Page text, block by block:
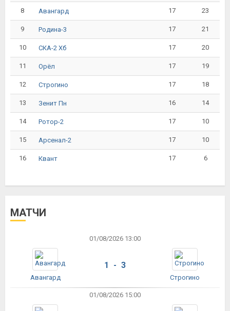
8 Авангард 17 23
9 Родина-3 17 21
10 СКА-2 Хб 17 20
11 Орёл 17 19
12 Строгино 17 18
13 Зенит Пн 16 14
14 Ротор-2 17 10
15 Арсенал-2 17 10
16 Квант 17 6
МАТЧИ
01/08/2026 13:00
Авангард
1 - 3
Строгино
01/08/2026 15:00